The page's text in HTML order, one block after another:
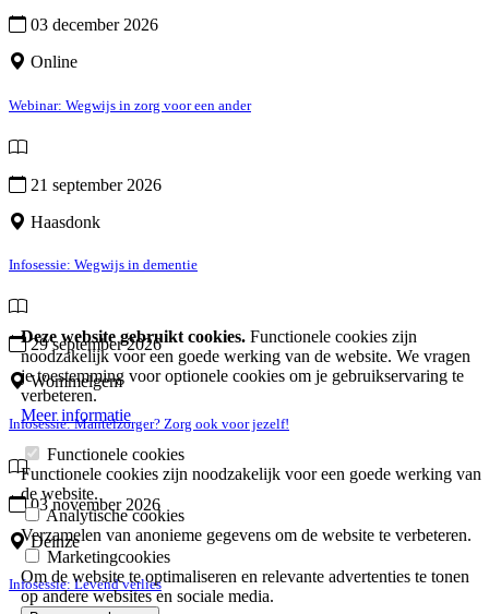
03 december 2026
Online
Webinar: Wegwijs in zorg voor een ander
21 september 2026
Haasdonk
Infosessie: Wegwijs in dementie
29 september 2026
Wommelgem
Infosessie: Mantelzorger? Zorg ook voor jezelf!
03 november 2026
Deinze
Infosessie: Levend verlies
Deze website gebruikt cookies. Functionele cookies zijn
noodzakelijk voor een goede werking van de website. We vragen
je toestemming voor optionele cookies om je gebruikservaring te
verbeteren.
Meer informatie
Functionele cookies
Functionele cookies zijn noodzakelijk voor een goede werking van
de website.
Analytische cookies
Verzamelen van anonieme gegevens om de website te verbeteren.
Marketingcookies
Om de website te optimaliseren en relevante advertenties te tonen
op andere websites en sociale media.